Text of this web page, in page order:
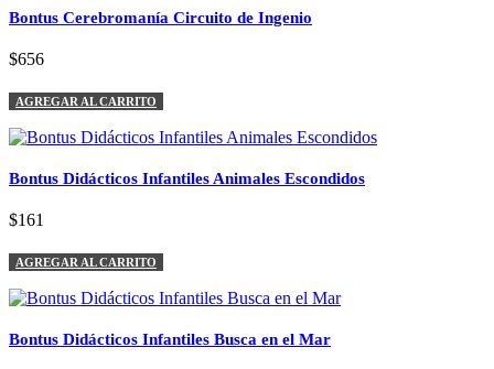
Bontus Cerebromanía Circuito de Ingenio
$656
AGREGAR AL CARRITO
Bontus Didácticos Infantiles Animales Escondidos
$161
AGREGAR AL CARRITO
Bontus Didácticos Infantiles Busca en el Mar